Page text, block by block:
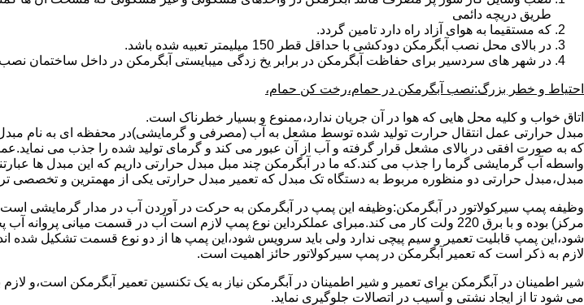
طریق دریچه دائمی
که مستقیما به هوای آزاد راه دارد تامین گردد.
در بالای محل نصب آبگرمکن دودکشی با حداقل قطر 150 میلیمتر تعبیه شده باشد.
در شهر های سردسیر برای حفاظت آبگرمکن در برابر یخ زدگی میبایستی آبگرمکن در داخل ساختمان
احتیاط و خطر بزرگ:نصب آبگرمکن در حمام،رخت کن حمام،
اتاق خواب و کلیه محل هایی که هوا در آن جریان ندارد،ممنوع و بسیار خطرناک است.
مبدل حرارتی عمل انتقال حرارت تولید شده توسط مشعل به آب (مصرفی و گرمایشی)در محفظه ای به نام
که به صورت افقی در بالای مشعل قرار گرفته و آب از آن عبور می کند و گرمای تولید شده را جذب می
واسطه آب گرمایشی گرما را جذب می کند.که ما در آبگرمکن چند مبل مبدل حرارتی داریم که این مبدل ها
مبدل،مبدل حرارتی دو منظوره مربوط به دستگاه تک مبدل که تعمیر مبدل حرارتی یکی از مهمترین و تخصصی
وظیفه پمپ سیرکولاتور در آبگرمکن:وظیفه این پمپ در آبگرمکن به حرکت در آوردن آب در مدار گرمایشی
مرکز) بوده و با برق 220 ولت کار می کند.مبرای عملکرداین نوع پمپ لازم است آب در قسمت
شود،این پمپ قابلیت تعمیر و سیم پیچی ندارد ولی باید سرویس شود،این پمپ ها از دو نوع قسمت تشکیل شده
لازم به ذکر است که تعمیر آبگرمکن در پمپ سیرکولاتور حائز اهمیت است.
شیر اطمینان در آبگرمکن برای تعمیر و شیر اطمینان در آبگرمکن نیاز به یک تکنسین تعمیر آبگرمکن است،و
می شود تا از ایجاد نشتی و آسیب در اتصالات جلوگیری نماید.